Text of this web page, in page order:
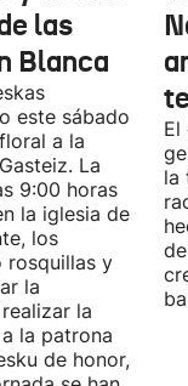
las
Blanca
este sábado
a la
La
9:00 horas
la iglesia de
los
rosquillas y
la
la
la patrona
de honor,
El
la